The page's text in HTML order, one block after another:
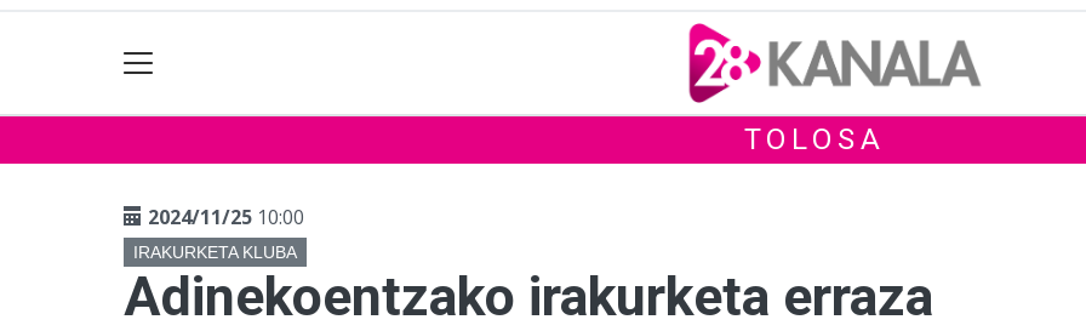
TOLOSA
2024/11/25 10:00
IRAKURKETA KLUBA
Adinekoentzako irakurketa erraza